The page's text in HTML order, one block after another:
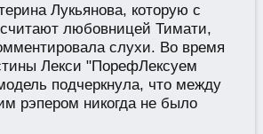
Лукьянова, которую с
любовницей Тимати,
слухи. Во время
Лекси "ПорефЛексуем
подчеркнула, что между
рэпером никогда не было